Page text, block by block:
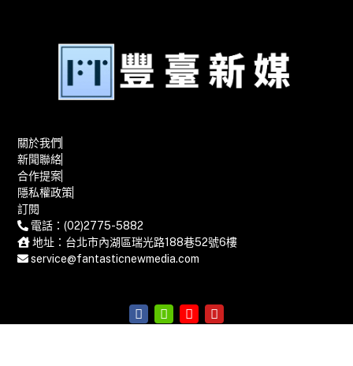
關於我們
新聞聯絡
合作提案
隱私權政策
訂閱
電話：(02)2775-5882
地址：台北市內湖區瑞光路188巷52號6樓
service@fantasticnewmedia.com